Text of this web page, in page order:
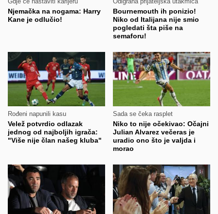
Njemačka na nogama: Harry
Kane je odlučio!
Bournemouth ih ponizio!
Niko od Italijana nije smio
pogledati šta piše na
semaforu!
Rođeni napunili kasu
Velež potvrdio odlazak
jednog od najboljih igrača:
"Više nije član našeg kluba"
Sada se čeka rasplet
Niko to nije očekivao: Očajni
Julian Alvarez večeras je
uradio ono što je valjda i
morao